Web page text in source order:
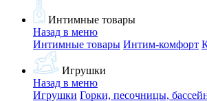
Интимные товары
Назад в меню
Интимные товары Интим-комфорт
Игрушки
Назад в меню
Игрушки Горки, песочницы,